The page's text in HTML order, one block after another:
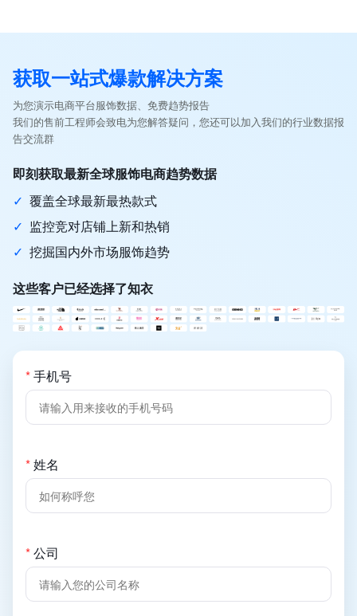
获取一站式爆款解决方案
为您演示电商平台服饰数据、免费趋势报告
我们的售前工程师会致电为您解答疑问，您还可以加入我们的行业数据报
告交流群
即刻获取最新全球服饰电商趋势数据
✓ 覆盖全球最新最热款式
✓ 监控竞对店铺上新和热销
✓ 挖掘国内外市场服饰趋势
这些客户已经选择了知衣
*手机号
*姓名
*公司